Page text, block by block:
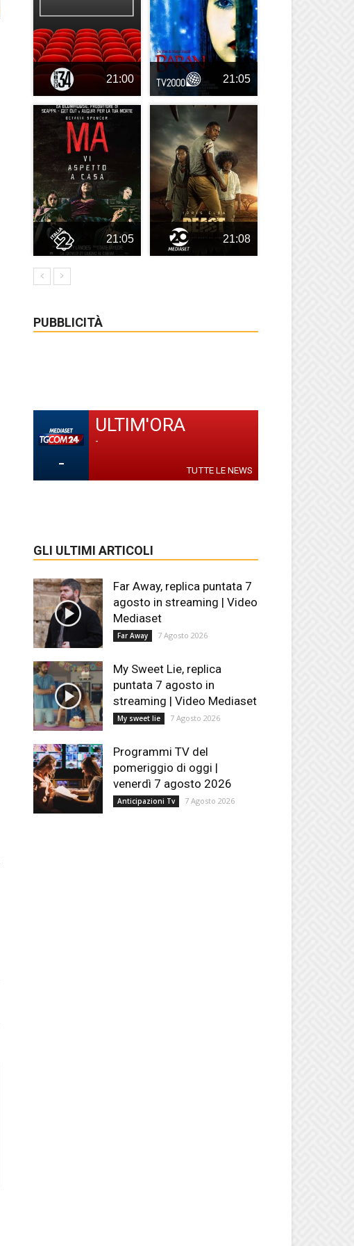
21:00 21:05
21:05 21:08
PUBBLICITÀ
-
ULTIM'ORA
-
TUTTE LE NEWS
GLI ULTIMI ARTICOLI
Far Away, replica puntata 7
agosto in streaming | Video
Mediaset
Far Away 7 Agosto 2026
My Sweet Lie, replica
puntata 7 agosto in
streaming | Video Mediaset
My sweet lie 7 Agosto 2026
Programmi TV del
pomeriggio di oggi |
venerdì 7 agosto 2026
Anticipazioni Tv 7 Agosto 2026